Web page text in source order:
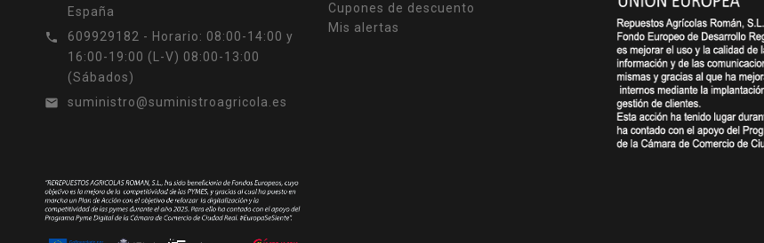
España

609929182 - Horario: 08:00-14:00 y
16:00-19:00 (L-V) 08:00-13:00
(Sábados)

suministro@suministroagricola.es
Cupones de descuento
Mis alertas